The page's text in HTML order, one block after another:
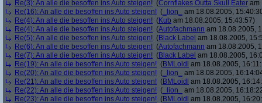
Re(3): An alle die besoffen ins Auto steigen! (Cornflakes Outta Skull Eater am
Re(16): An alle die besoffen ins Auto steigen! ( _lion_
am 18.08.2005,
Re(4): An alle die besoffen ins Auto steigen! (Kub am 18.08.2005, 15:43:57)
Re(4): An alle die besoffen ins Auto steigen! (Autofachmann am 18.08.2005,
Re(5): An alle die besoffen ins Auto steigen! (Black Label am 18.08.2005,
Re(6): An alle die besoffen ins Auto steigen! (Autofachmann am 18.08.2005,
Re(7): An alle die besoffen ins Auto steigen! (Black Label am 18.08.2005,
Re(19): An alle die besoffen ins Auto steigen! (BMLoidl am 18.08.2005,
Re(20): An alle die besoffen ins Auto steigen! ( _lion_
am 18.08.2005,
Re(21): An alle die besoffen ins Auto steigen! (BMLoidl am 18.08.2005,
Re(22): An alle die besoffen ins Auto steigen! ( _lion_
am 18.08.2005,
Re(23): An alle die besoffen ins Auto steigen! (BMLoidl am 18.08.2005,